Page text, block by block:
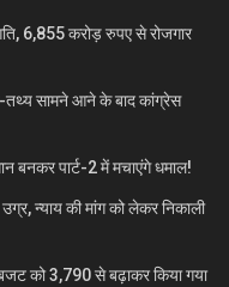
6,855 करोड़ रुपए से रोजगार
तथ्य सामने आने के बाद कांग्रेस
बनकर पार्ट-2 में मचाएंगे धमाल!
न्याय की मांग को लेकर निकाली
को 3,790 से बढ़ाकर किया गया